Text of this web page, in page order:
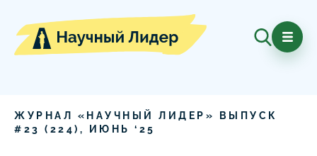
ЖУРНАЛ «НАУЧНЫЙ ЛИДЕР» ВЫПУСК
# 23 ( 224), ИЮНЬ ‘ 25